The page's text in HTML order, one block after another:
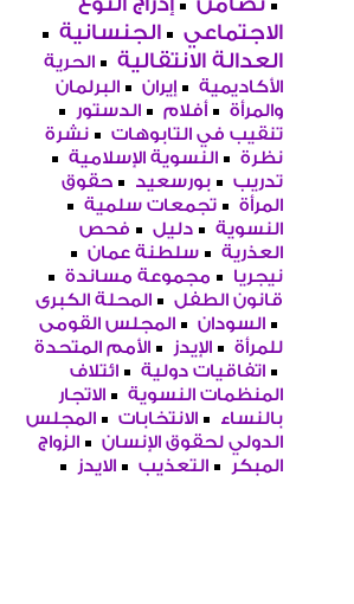
الاجتماعي
الجنسانية
العدالة الانتقالية
الحرية
الأكاديمية
إيران
البرلمان
والمرأة
أفلام
الدستور
تنقيب في التابوهات
نشرة
نظرة
النسوية الإسلامية
تدريب
بورسعيد
حقوق
المرأة
تجمعات سلمية
النسوية
دليل
فحص
العذرية
سلطنة عمان
نيجريا
مجموعة مساندة
قانون الطفل
المحلة الكبرى
السودان
المجلس القومى
للمرأة
الإيدز
الأمم المتحدة
اتفاقيات دولية
ائتلاف
المنظمات النسوية
الاتجار
بالنساء
الانتخابات
المجلس
الدولي لحقوق الإنسان
الزواج
المبكر
التعذيب الايدز